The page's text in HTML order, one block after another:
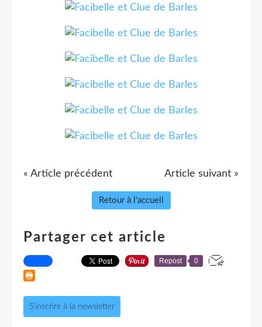
« Article précédent Article suivant »
Retour à l'accueil
Partager cet article
Repost 0
S'inscrire à la newsletter